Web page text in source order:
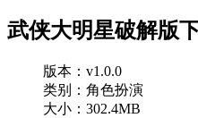
武侠大明星破解版
版本：v1.0.0
类别：角色扮演
大小：302.4MB